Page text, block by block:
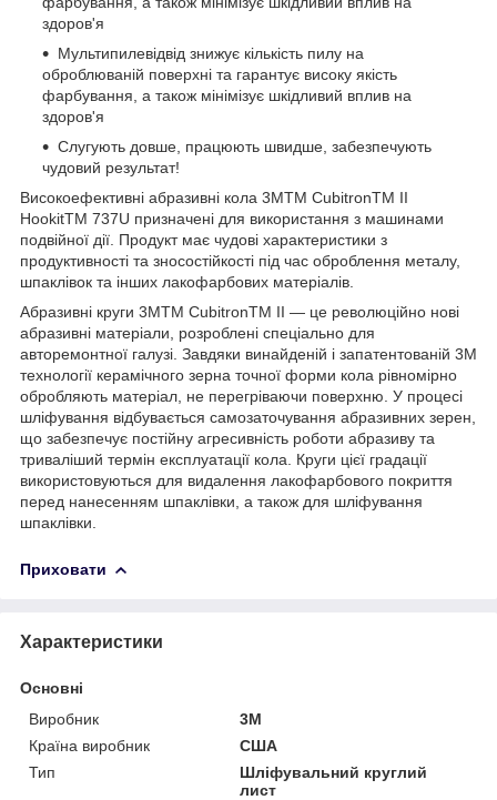
здоров'я
Мультипилевідвід знижує кількість пилу на
оброблюваній поверхні та гарантує високу якість
фарбування, а також мінімізує шкідливий вплив на
здоров'я
Слугують довше, працюють швидше, забезпечують
чудовий результат!
Високоефективні абразивні кола 3MTM CubitronTM II
HookitTM 737U призначені для використання з машинами
подвійної дії. Продукт має чудові характеристики з
продуктивності та зносостійкості під час оброблення металу,
шпаклівок та інших лакофарбових матеріалів.
Абразивні круги 3MTM CubitronTM II — це революційно нові
абразивні матеріали, розроблені спеціально для
авторемонтної галузі. Завдяки винайденій і запатентованій 3М
технології керамічного зерна точної форми кола рівномірно
обробляють матеріал, не перегріваючи поверхню. У процесі
шліфування відбувається самозаточування абразивних зерен,
що забезпечує постійну агресивність роботи абразиву та
триваліший термін експлуатації кола. Круги цієї градації
використовуються для видалення лакофарбового покриття
перед нанесенням шпаклівки, а також для шліфування
шпаклівки.
Приховати
Характеристики
Основні
Виробник
3М
Країна виробник
США
Тип
Шліфувальний круглий
лист